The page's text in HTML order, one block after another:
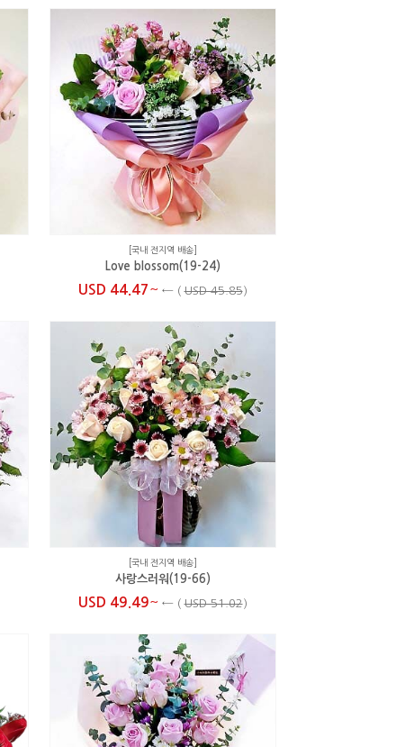
[국내 전지역 배송]
Love blossom(19-24)
USD 44.47 ~ ← (USD 45.85)
[국내 전지역 배송]
사랑스러워(19-66)
USD 49.49~ ← (USD 51.02)